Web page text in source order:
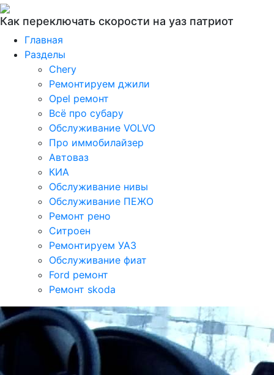
Как переключать скорости на уаз патриот
Главная
Разделы
Chery
Ремонтируем джили
Opel ремонт
Всё про субару
Обслуживание VOLVO
Про иммобилайзер
Автоваз
КИА
Обслуживание нивы
Обслуживание ПЕЖО
Ремонт рено
Ситроен
Ремонтируем УАЗ
Обслуживание фиат
Ford ремонт
Ремонт skoda